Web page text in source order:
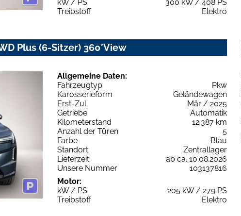
kW / PS
300 kW / 408 PS
Treibstoff
Elektro
Plus (6-Sitzer) 360°View
Allgemeine Daten:
Fahrzeugtyp
Pkw
Karosserieform
Geländewagen
Erst-Zul.
Mär / 2025
Getriebe
Automatik
Kilometerstand
12.387 km
Anzahl der Türen
5
Farbe
Blau
Standort
Zentrallager
Lieferzeit
ab ca. 10.08.2026
Unsere Nummer
103137816
Motor:
kW / PS
205 kW / 279 PS
Treibstoff
Elektro